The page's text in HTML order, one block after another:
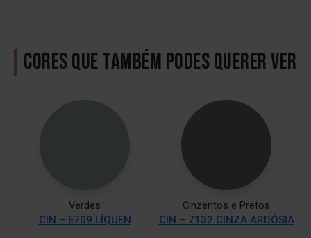
CORES QUE TAMBÉM PODES QUERER VER
Verdes
CIN – E709 LÍQUEN
Cinzentos e Pretos
CIN – 7132 CINZA ARDÓSIA